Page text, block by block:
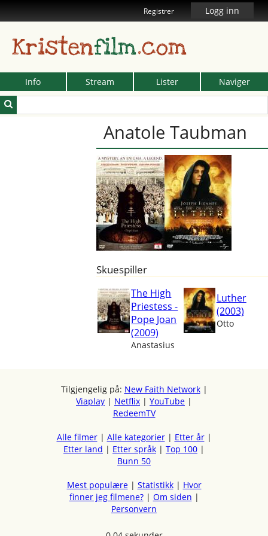
Registrer Logg inn
Kristenfilm.com
Info Stream Lister Naviger
Anatole Taubman
Skuespiller
The High
Priestess -
Pope Joan
(2009)
Anastasius
Luther
(2003)
Otto
Tilgjengelig på: New Faith Network|
Viaplay | Netflix | YouTube |
RedeemTV
Alle filmer| Alle kategorier| Etter år|
Etter land | Etter språk | Top 100 |
Bunn 50
Mest populære| Statistikk| Hvor
finner jeg filmene?| Om siden |
Personvern